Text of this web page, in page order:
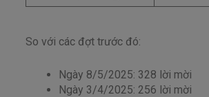
So với các đợt trước đó:
Ngày 8/5/2025: 328 lời mời
Ngày 3/4/2025: 256 lời mời